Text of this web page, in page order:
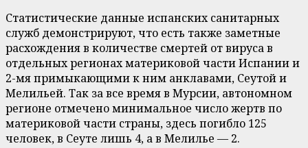
Статистические данные испанских санитарных
служб демонстрируют, что есть также заметные
расхождения в количестве смертей от вируса в
отдельных регионах материковой части Испании и
2-мя примыкающими к ним анклавами, Сеутой и
Мелильей. Так за все время в Мурсии, автономном
регионе отмечено минимальное число жертв по
материковой части страны, здесь погибло 125
человек, в Сеуте лишь 4, а в Мелилье — 2.